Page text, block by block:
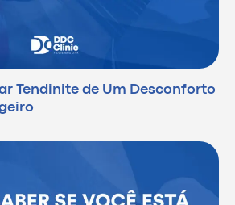
Tendinite de Um Desconforto